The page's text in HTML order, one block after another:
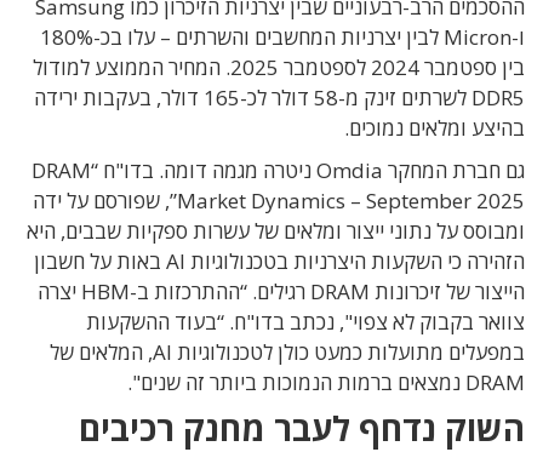
ההסכמים הרב-רבעוניים שבין יצרניות הזיכרון כמו Samsung
ו-Micron לבין יצרניות המחשבים והשרתים – עלו בכ-180%
בין ספטמבר 2024 לספטמבר 2025. המחיר הממוצע למודול
DDR5 לשרתים זינק מ-58 דולר לכ-165 דולר, בעקבות ירידה
בהיצע ומלאים נמוכים.
גם חברת המחקר Omdia ניטרה מגמה דומה. בדו"ח “DRAM
Market Dynamics – September 2025”, שפורסם על ידה
ומבוסס על נתוני ייצור ומלאים של עשרות ספקיות שבבים, היא
הזהירה כי השקעות היצרניות בטכנולוגיות AI באות על חשבון
הייצור של זיכרונות DRAM רגילים. “ההתרכזות ב-HBM יצרה
צוואר בקבוק לא צפוי", נכתב בדו"ח. “בעוד ההשקעות
במפעלים מתועלות כמעט כולן לטכנולוגיות AI, המלאים של
DRAM נמצאים ברמות הנמוכות ביותר זה שנים".
השוק נדחף לעבר מחנק רכיבים